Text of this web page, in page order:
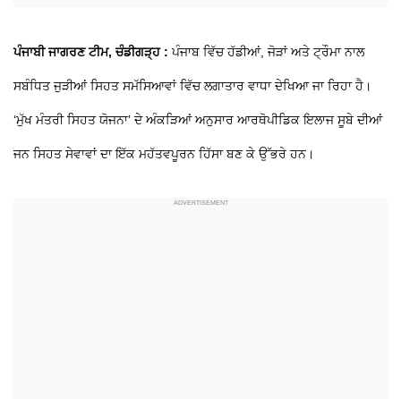
ਪੰਜਾਬੀ ਜਾਗਰਣ ਟੀਮ, ਚੰਡੀਗੜ੍ਹ :ਪੰਜਾਬ ਵਿੱਚ ਹੱਡੀਆਂ, ਜੋੜਾਂ ਅਤੇ ਟ੍ਰੌਮਾ ਨਾਲ
ਸਬੰਧਿਤ ਜੁੜੀਆਂ ਸਿਹਤ ਸਮੱਸਿਆਵਾਂ ਵਿੱਚ ਲਗਾਤਾਰ ਵਾਧਾ ਦੇਖਿਆ ਜਾ ਰਿਹਾ ਹੈ।
‘ਮੁੱਖ ਮੰਤਰੀ ਸਿਹਤ ਯੋਜਨਾ’ ਦੇ ਅੰਕੜਿਆਂ ਅਨੁਸਾਰ ਆਰਥੋਪੀਡਿਕ ਇਲਾਜ ਸੂਬੇ ਦੀਆਂ
ਜਨ ਸਿਹਤ ਸੇਵਾਵਾਂ ਦਾ ਇੱਕ ਮਹੱਤਵਪੂਰਨ ਹਿੱਸਾ ਬਣ ਕੇ ਉੱਭਰੇ ਹਨ।